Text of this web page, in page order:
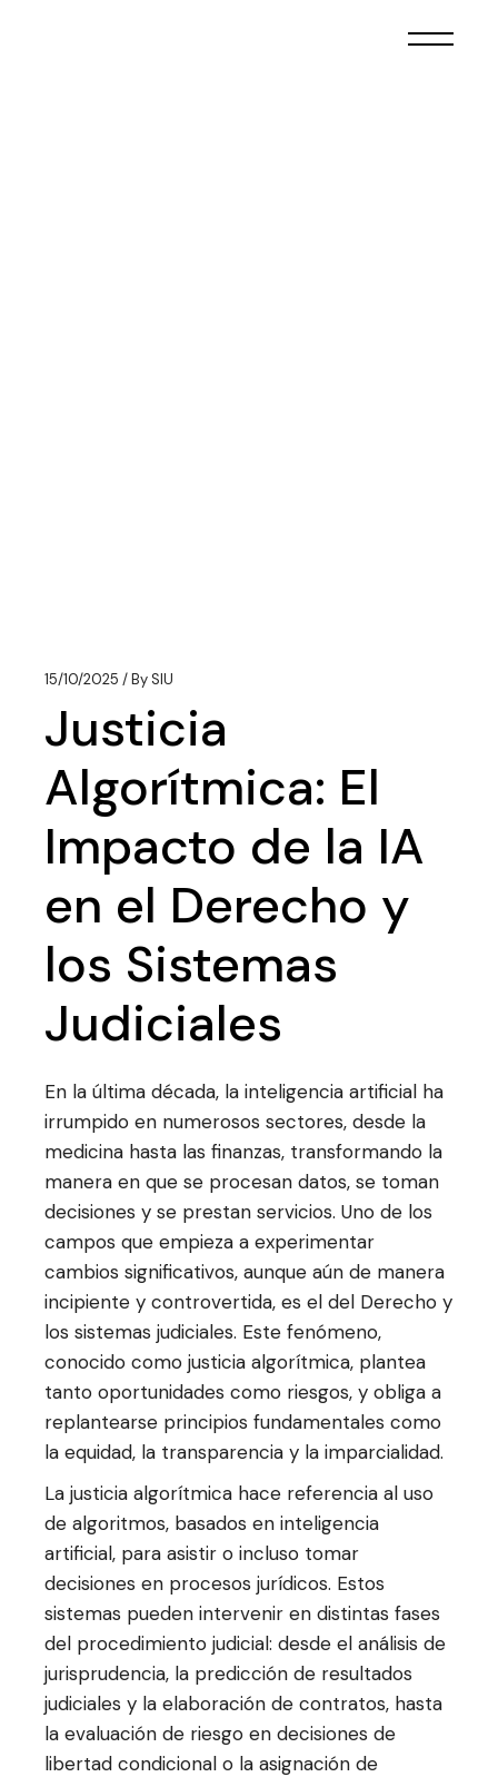
15/10/2025 BySIU
Justicia
Algorítmica: El
Impacto de la IA
en el Derecho y
los Sistemas
Judiciales
En la última década, la inteligencia artificial ha
irrumpido en numerosos sectores, desde la
medicina hasta las finanzas, transformando la
manera en que se procesan datos, se toman
decisiones y se prestan servicios. Uno de los
campos que empieza a experimentar
cambios significativos, aunque aún de manera
incipiente y controvertida, es el del Derecho y
los sistemas judiciales. Este fenómeno,
conocido como justicia algorítmica, plantea
tanto oportunidades como riesgos, y obliga a
replantearse principios fundamentales como
la equidad, la transparencia y la imparcialidad.
La justicia algorítmica hace referencia al uso
de algoritmos, basados en inteligencia
artificial, para asistir o incluso tomar
decisiones en procesos jurídicos. Estos
sistemas pueden intervenir en distintas fases
del procedimiento judicial: desde el análisis de
jurisprudencia, la predicción de resultados
judiciales y la elaboración de contratos, hasta
la evaluación de riesgo en decisiones de
libertad condicional o la asignación de